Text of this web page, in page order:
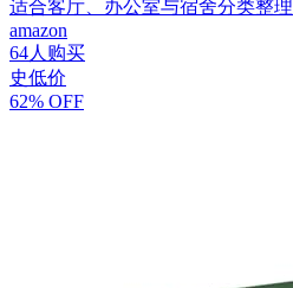
适合客厅、办公室与宿舍分类整理
amazon
64人购买
史低价
62% OFF